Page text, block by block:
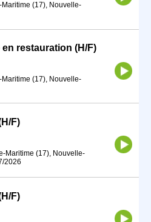
(17), Nouvelle-
restauration (H/F)
(17), Nouvelle-
F)
Maritime (17), Nouvelle-
2026
F)